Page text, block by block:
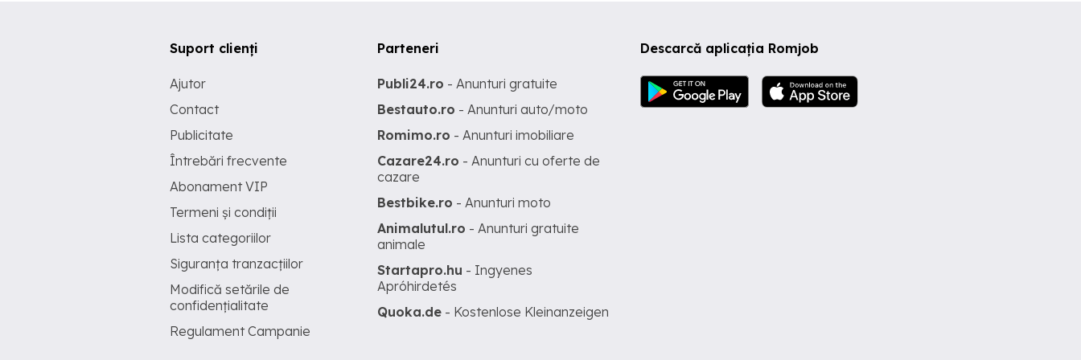
Descarcă aplicația Romjob
Suport clienți
Ajutor
Contact
Publicitate
Întrebări frecvente
Abonament VIP
Termeni și condiții
Lista categoriilor
Siguranța tranzacțiilor
Modifică setările de
confidențialitate
Regulament Campanie
Parteneri
Publi24.ro - Anunturi gratuite
Bestauto.ro - Anunturi auto/moto
Romimo.ro - Anunturi imobiliare
Cazare24.ro - Anunturi cu oferte de
cazare
Bestbike.ro - Anunturi moto
Animalutul.ro - Anunturi gratuite
animale
Startapro.hu - Ingyenes
Apróhirdetés
Quoka.de - Kostenlose Kleinanzeigen